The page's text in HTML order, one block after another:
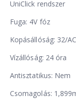
UniClick rendszer
Fuga: 4V fóz
Kopásállóság: 32/
Vízállóság: 24 óra
Antisztatikus: Nem
Csomagolás: